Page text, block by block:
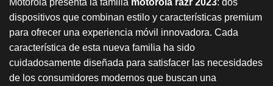
Motorola presenta la familia motorola razr 2023: dos
dispositivos que combinan estilo y características premium
para ofrecer una experiencia móvil innovadora. Cada
característica de esta nueva familia ha sido
cuidadosamente diseñada para satisfacer las necesidades
de los consumidores modernos que buscan una